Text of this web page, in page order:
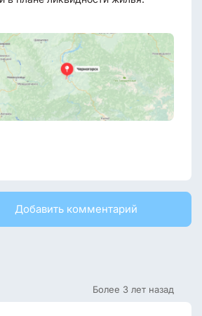
Добавить комментарий
Более 3 лет назад